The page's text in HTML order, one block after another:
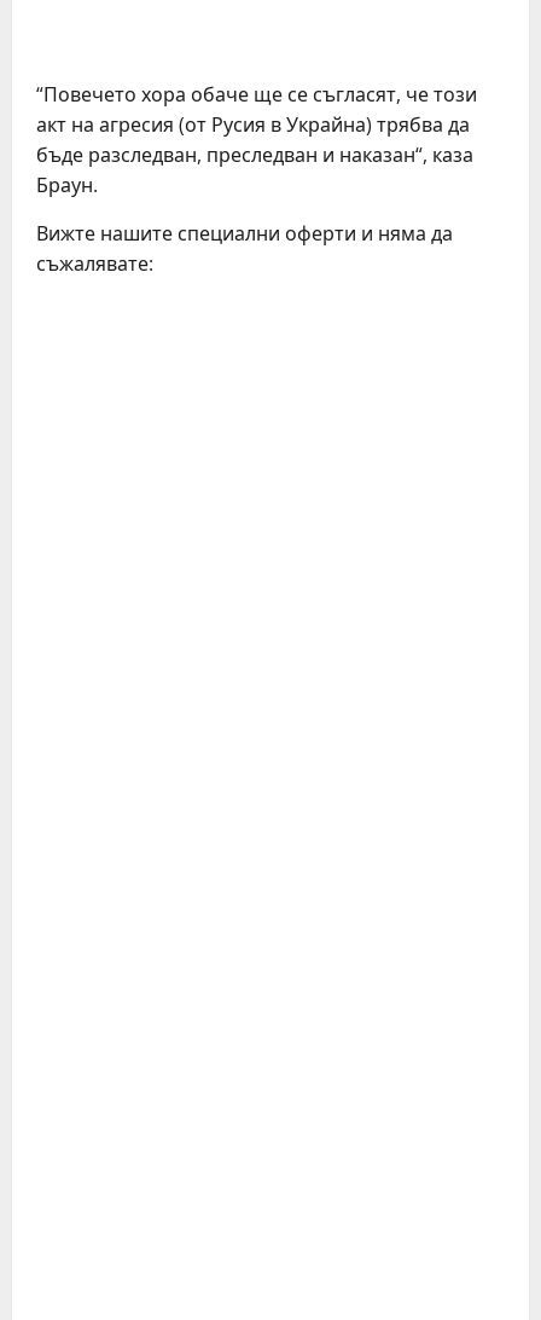
“Повечето хора обаче ще се съгласят, че този
акт на агресия (от Русия в Украйна) трябва да
бъде разследван, преследван и наказан“, каза
Браун.
Вижте нашите специални оферти и няма да
съжалявате: